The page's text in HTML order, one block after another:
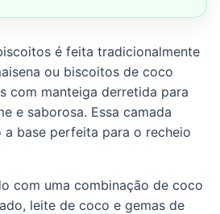
é feita tradicionalmente
ou biscoitos de coco
com manteiga derretida para
e saborosa. Essa camada
base perfeita para o recheio
com uma combinação de coco
leite de coco e gemas de